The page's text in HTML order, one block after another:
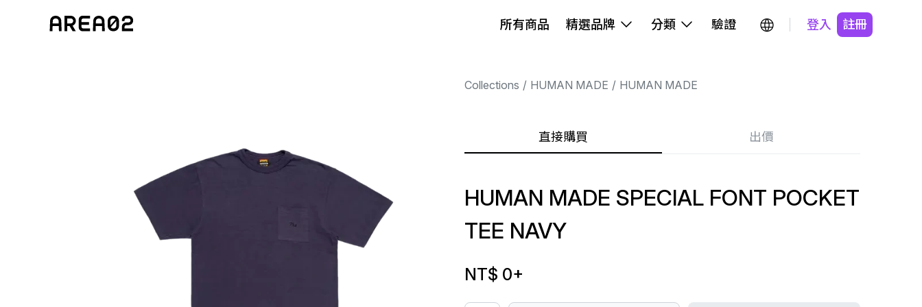
所有商品 精選品牌 分類 驗證 登入 註冊
Collections HUMAN MADE HUMAN MADE
直接購買 出價
HUMAN MADE SPECIAL FONT POCKET
TEE NAVY
NT$ 0+